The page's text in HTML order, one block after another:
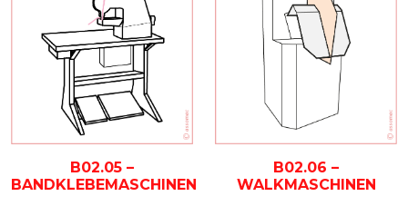
B02.05 –
BANDKLEBEMASCHINEN
B02.06 –
WALKMASCHINEN